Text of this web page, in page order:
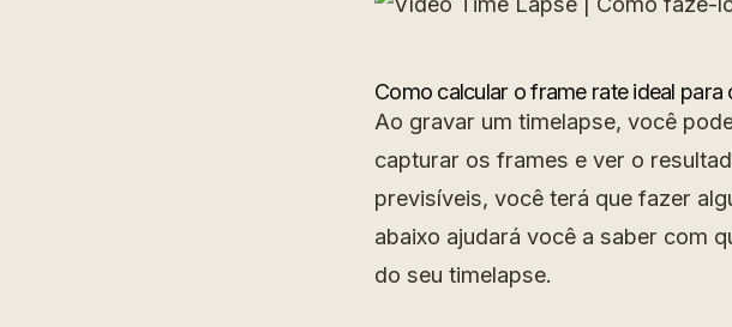
Como calcular o frame rate ideal para
Ao gravar um timelapse, você
capturar os frames e ver o
previsíveis, você terá que fazer
abaixo ajudará você a saber com
do seu timelapse.